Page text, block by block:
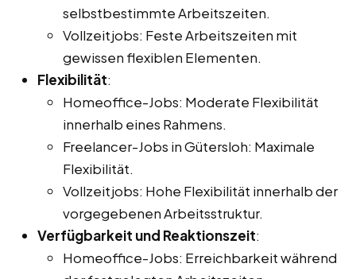
selbstbestimmte Arbeitszeiten.
Vollzeitjobs: Feste Arbeitszeiten mit
gewissen flexiblen Elementen.
Flexibilität:
Homeoffice-Jobs: Moderate Flexibilität
innerhalb eines Rahmens.
Freelancer-Jobs in Gütersloh: Maximale
Flexibilität.
Vollzeitjobs: Hohe Flexibilität innerhalb der
vorgegebenen Arbeitsstruktur.
Verfügbarkeit und Reaktionszeit:
Homeoffice-Jobs: Erreichbarkeit während